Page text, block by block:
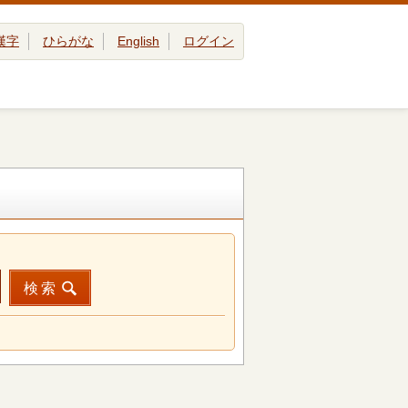
字 ひらがな English ログイン
検索